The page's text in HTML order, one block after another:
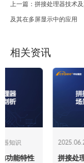
上一篇：拼接处理器技术
及其在多屏显示中的应用
相关资讯
2025.06.22 处理器知
拼接处理器在文旅场